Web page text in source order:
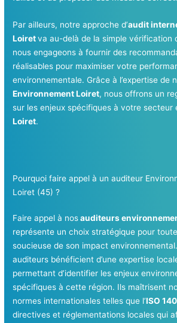
Par ailleurs, notre approche d’audit
Loiretva au-delà de la simple vérification
nous engageons à fournir des
réalisables pour maximiser votre
environnementale. Grâce à l’expertise de
Environnement Loiret, nous offrons un
sur les enjeux spécifiques à votre secteur
Loiret.
Pourquoi faire appel à un auditeur
Loiret (45) ?
Faire appel à nosauditeurs
représente un choix stratégique pour
soucieuse de son impact
auditeurs bénéficient d’une expertise
permettant d’identifier les enjeux
spécifiques à cette région. Ils maîtrisent
normes internationales telles que l’ISO
directives et réglementations locales qui